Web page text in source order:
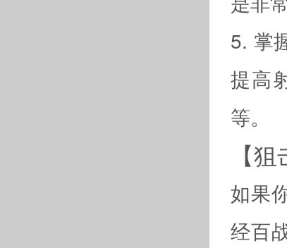
5. 掌
提高
等。
【
如果
经百